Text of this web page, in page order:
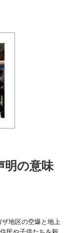
明の意味
地区の空爆と地上